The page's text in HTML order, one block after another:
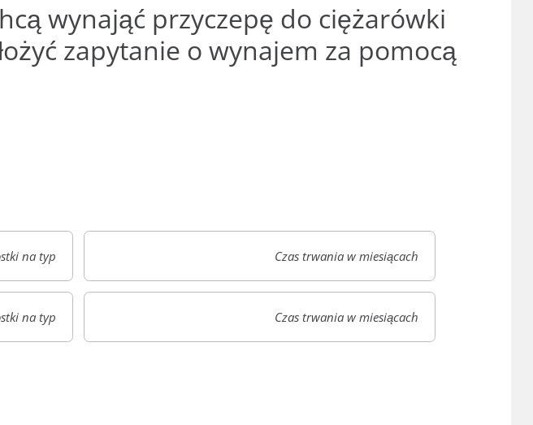
wynająć przyczepę do ciężarówki
zapytanie o wynajem za pomocą
na typ Czas trwania w miesiącach
na typ Czas trwania w miesiącach